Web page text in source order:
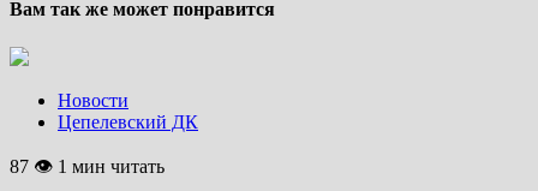
Вам так же может понравится
Новости
Цепелевский ДК
87 👁 1 мин читать